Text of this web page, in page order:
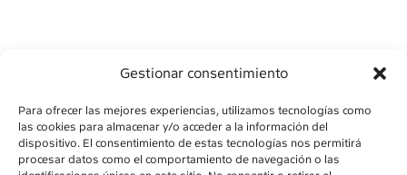
Gestionar consentimiento
Para ofrecer las mejores experiencias, utilizamos tecnologías como
las cookies para almacenar y/o acceder a la información del
dispositivo. El consentimiento de estas tecnologías nos permitirá
procesar datos como el comportamiento de navegación o las